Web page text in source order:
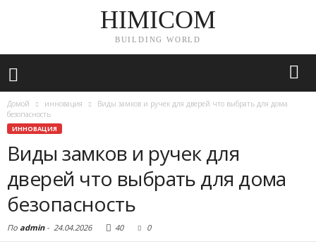
HIMICOM
BUILDING WORLD
Домой инновация
Виды замков и ручек для дверей что выбрать для дома
безопасность
ИННОВАЦИЯ
Виды замков и ручек для
дверей что выбрать для дома
безопасность
По admin- 24.04.2026 40 0